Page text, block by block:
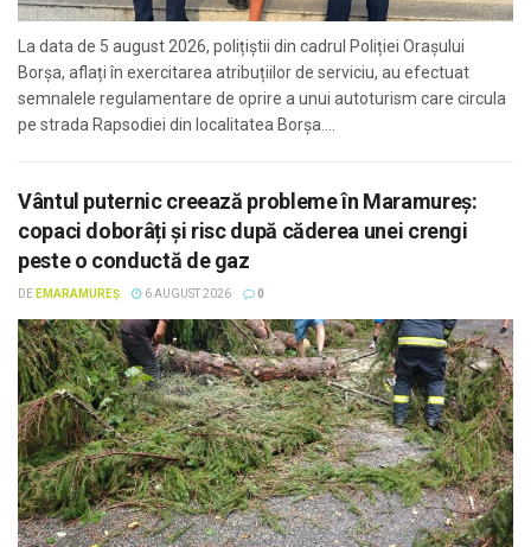
La data de 5 august 2026, polițiștii din cadrul Poliției Orașului
Borșa, aflați în exercitarea atribuțiilor de serviciu, au efectuat
semnalele regulamentare de oprire a unui autoturism care circula
pe strada Rapsodiei din localitatea Borșa....
Vântul puternic creează probleme în Maramureș:
copaci doborâți și risc după căderea unei crengi
peste o conductă de gaz
DE EMARAMUREȘ 6 AUGUST 2026 0